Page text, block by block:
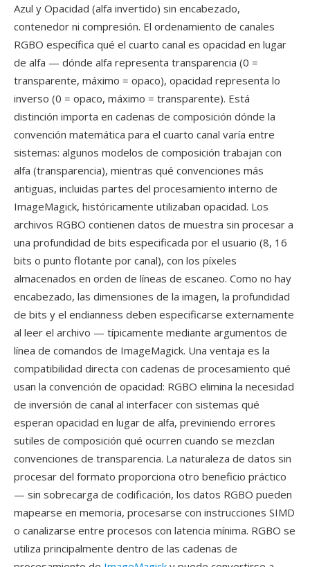
Azul y Opacidad (alfa invertido) sin encabezado,
contenedor ni compresión. El ordenamiento de canales
RGBO específica qué el cuarto canal es opacidad en lugar
de alfa — dónde alfa representa transparencia (0 =
transparente, máximo = opaco), opacidad representa lo
inverso (0 = opaco, máximo = transparente). Está
distinción importa en cadenas de composición dónde la
convención matemática para el cuarto canal varía entre
sistemas: algunos modelos de composición trabajan con
alfa (transparencia), mientras qué convenciones más
antiguas, incluidas partes del procesamiento interno de
ImageMagick, históricamente utilizaban opacidad. Los
archivos RGBO contienen datos de muestra sin procesar a
una profundidad de bits especificada por el usuario (8, 16
bits o punto flotante por canal), con los píxeles
almacenados en orden de líneas de escaneo. Como no hay
encabezado, las dimensiones de la imagen, la profundidad
de bits y el endianness deben especificarse externamente
al leer el archivo — típicamente mediante argumentos de
línea de comandos de ImageMagick. Una ventaja es la
compatibilidad directa con cadenas de procesamiento qué
usan la convención de opacidad: RGBO elimina la necesidad
de inversión de canal al interfacer con sistemas qué
esperan opacidad en lugar de alfa, previniendo errores
sutiles de composición qué ocurren cuando se mezclan
convenciones de transparencia. La naturaleza de datos sin
procesar del formato proporciona otro beneficio práctico
— sin sobrecarga de codificación, los datos RGBO pueden
mapearse en memoria, procesarse con instrucciones SIMD
o canalizarse entre procesos con latencia mínima. RGBO se
utiliza principalmente dentro de las cadenas de